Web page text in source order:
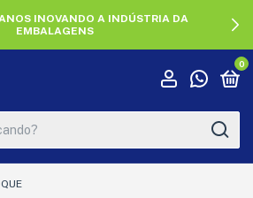
INOVANDO A INDÚSTRIA DA
EMBALAGENS
0